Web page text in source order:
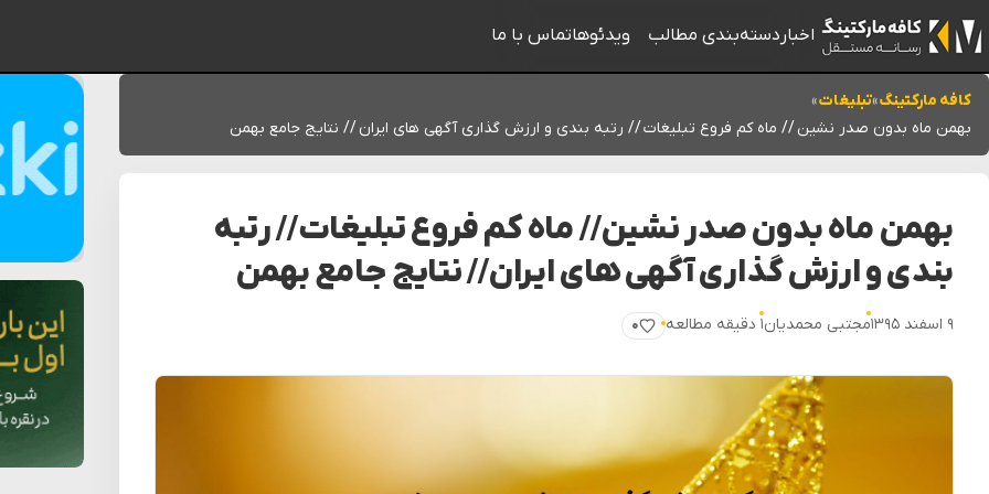
اخبار دسته‌بندی مطالب ویدئوهاتماس با ما
کافه مارکتینگ»تبلیغات»
بهمن ماه بدون صدر نشین // ماه کم فروع تبلیغات // رتبه بندی و ارزش گذاری آگهی های ایران // نتایج جامع بهمن
بهمن ماه بدون صدر نشین // ماه کم فروع تبلیغات // رتبه
بندی و ارزش گذاری آگهی های ایران // نتایج جامع بهمن
۹ اسفند ۱۳۹۵ مجتبی محمدیان۱ دقیقه مطالعه ۰
پسندیدن
ایمیل شما